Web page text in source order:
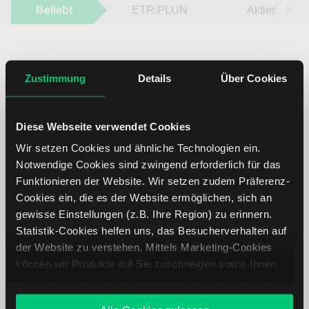
Zustimmung Details Über Cookies
Diese Webseite verwendet Cookies
Wir setzen Cookies und ähnliche Technologien ein.
Notwendige Cookies sind zwingend erforderlich für das
Funktionieren der Website. Wir setzen zudem Präferenz-
Cookies ein, die es der Website ermöglichen, sich an
gewisse Einstellungen (z.B. Ihre Region) zu erinnern.
Statistik-Cookies helfen uns, das Besucherverhalten auf
der Website zu verstehen. Mittels Marketing-Cookies
können wir Produkte auf Sie zuschneiden sowie Ihnen
Angebote unterbreiten. Sie entscheiden, welche Cookies
Beliebt ETR:PLUN Aktien im
Newslettern
Ihre E-Mail-Adresse (erforderlich)
Abonnieren